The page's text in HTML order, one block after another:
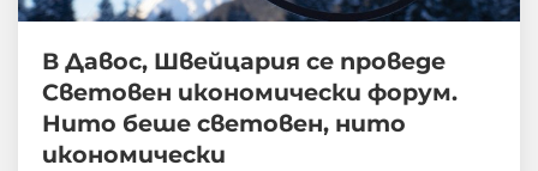
В Давос, Швейцария се проведе
Световен икономически форум.
Нито беше световен, нито
икономически